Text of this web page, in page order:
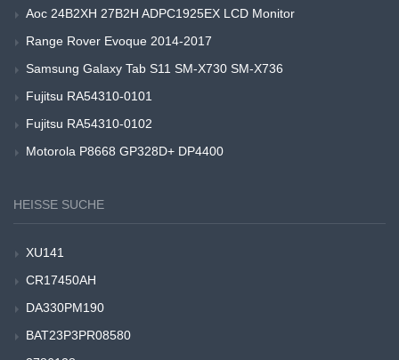
Aoc 24B2XH 27B2H ADPC1925EX LCD Monitor
Range Rover Evoque 2014-2017
Samsung Galaxy Tab S11 SM-X730 SM-X736
Fujitsu RA54310-0101
Fujitsu RA54310-0102
Motorola P8668 GP328D+ DP4400
HEISSE SUCHE
XU141
CR17450AH
DA330PM190
BAT23P3PR08580